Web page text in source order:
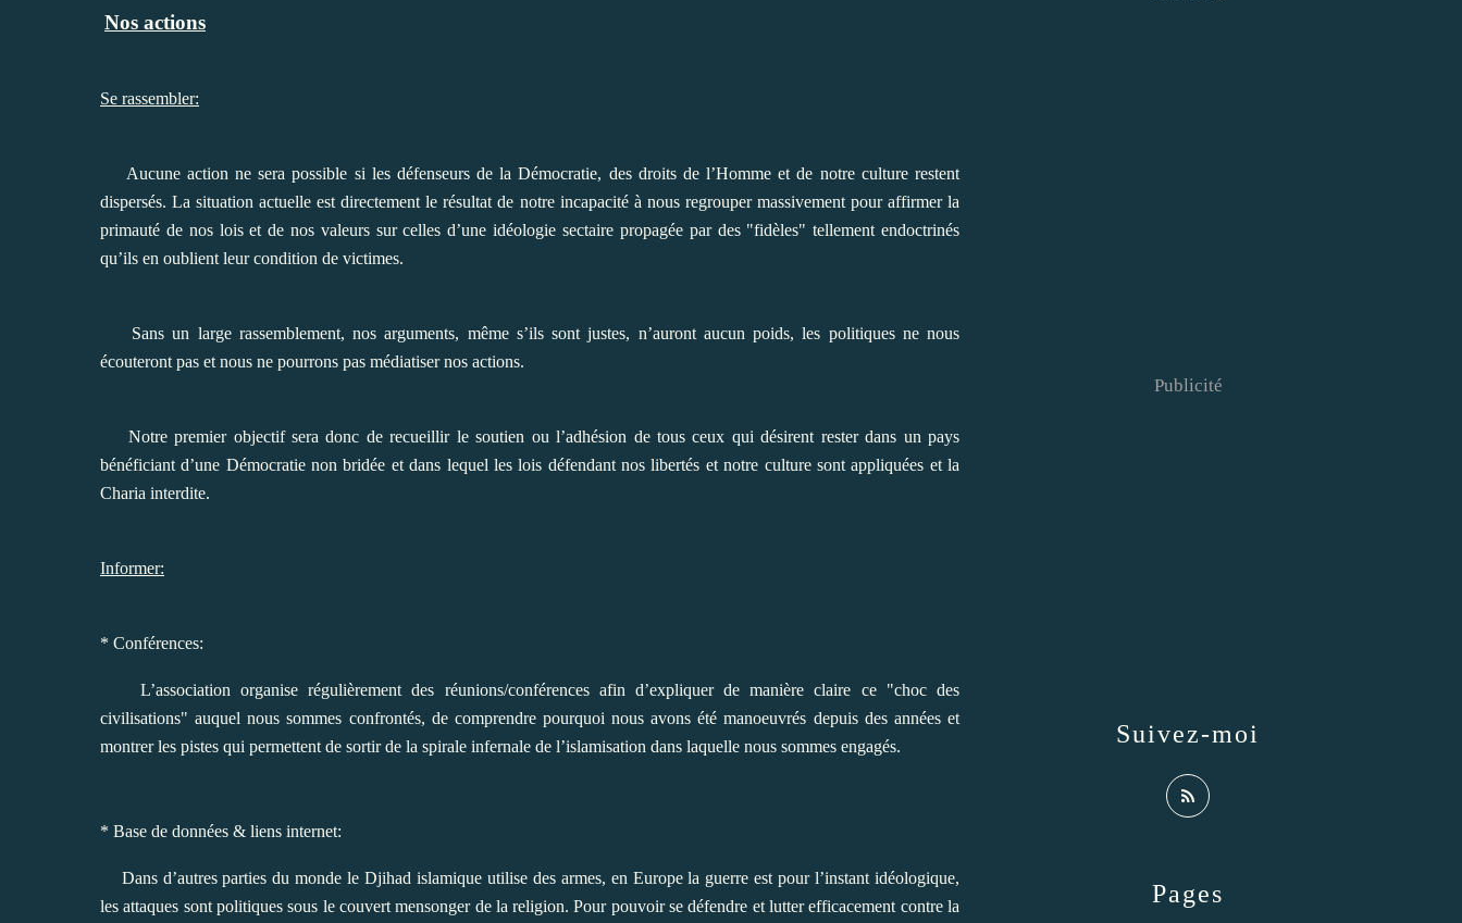
Nos actions
Se rassembler:
Aucune action ne sera possible si les défenseurs de la Démocratie, des droits de l’Homme et de notre culture restent
dispersés. La situation actuelle est directement le résultat de notre incapacité à nous regrouper massivement pour affirmer la
primauté de nos lois et de nos valeurs sur celles d’une idéologie sectaire propagée par des "fidèles" tellement endoctrinés
qu’ils en oublient leur condition de victimes.
Sans un large rassemblement, nos arguments, même s’ils sont justes, n’auront aucun poids, les politiques ne nous
écouteront pas et nous ne pourrons pas médiatiser nos actions.
Notre premier objectif sera donc de recueillir le soutien ou l’adhésion de tous ceux qui désirent rester dans un pays
bénéficiant d’une Démocratie non bridée et dans lequel les lois défendant nos libertés et notre culture sont appliquées et la
Charia interdite.
Informer:
* Conférences:
L’association organise régulièrement des réunions/conférences afin d’expliquer de manière claire ce "choc des
civilisations" auquel nous sommes confrontés, de comprendre pourquoi nous avons été manoeuvrés depuis des années et
montrer les pistes qui permettent de sortir de la spirale infernale de l’islamisation dans laquelle nous sommes engagés.
* Base de données & liens internet:
Dans d’autres parties du monde le Djihad islamique utilise des armes, en Europe la guerre est pour l’instant idéologique,
les attaques sont politiques sous le couvert mensonger de la religion. Pour pouvoir se défendre et lutter efficacement contre la
Pages
Suivez-moi
Publicité